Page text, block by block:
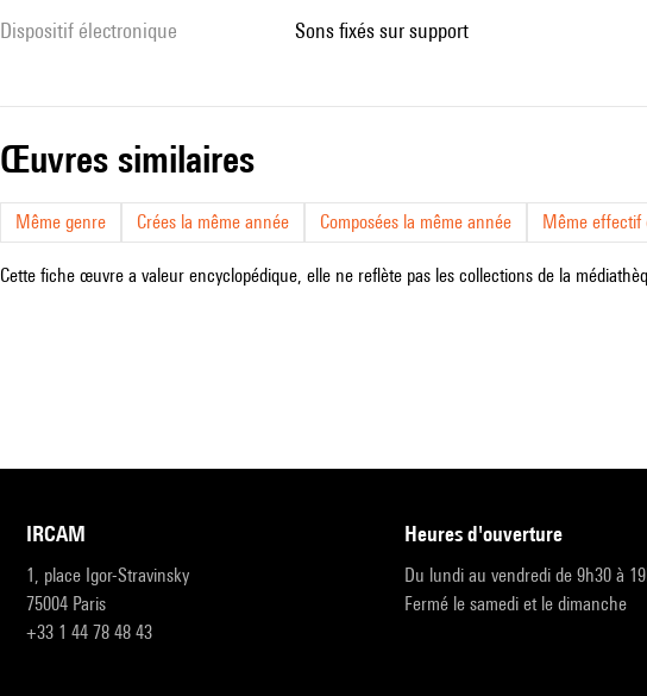
Dispositif électronique sons fixés sur support
œuvres similaires
Même genre Crées la même année Composées la même année Même effectif
Cette fiche œuvre a valeur encyclopédique, elle ne reflète pas les collections de la
IRCAM
1, place Igor-Stravinsky
75004 Paris
+33 1 44 78 48 43
heures d'ouverture
Du lundi au vendredi de 9h30 à
Fermé le samedi et le dimanche